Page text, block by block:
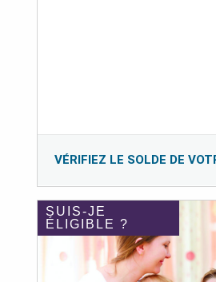
VÉRIFIEZ LE SOLDE DE
SUIS-JE
ÉLIGIBLE ?